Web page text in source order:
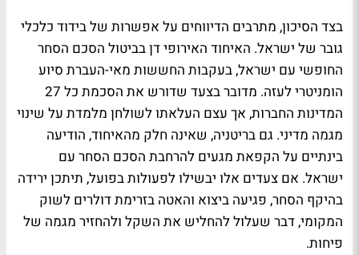
בצד הסיכון, מתרבים הדיווחים על אפשרות של בידוד כלכלי
גובר של ישראל. האיחוד האירופי דן בביטול הסכם הסחר
החופשי עם ישראל, בעקבות החששות מאי-העברת סיוע
הומניטרי לעזה. מדובר בצעד שדורש את הסכמת כל 27
המדינות החברות, אך עצם העלאתו לשולחן מלמדת על שינוי
מגמה מדיני. גם בריטניה, שאינה חלק מהאיחוד, הודיעה
בינתיים על הקפאת מגעים להרחבת הסכם הסחר עם
ישראל. אם צעדים אלו יבשילו לפעולות בפועל, תיתכן ירידה
בהיקף הסחר, פגיעה ביצוא והאטה בזרימת דולרים לשוק
המקומי, דבר שעלול להחליש את השקל ולהחזיר מגמה של
פיחות.